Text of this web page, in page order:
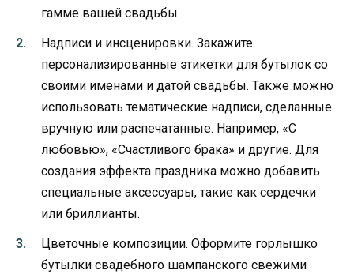
гамме вашей свадьбы.
Надписи и инсценировки. Закажите
персонализированные этикетки для бутылок со
своими именами и датой свадьбы. Также можно
использовать тематические надписи, сделанные
вручную или распечатанные. Например, «С
любовью», «Счастливого брака» и другие. Для
создания эффекта праздника можно добавить
специальные аксессуары, такие как сердечки
или бриллианты.
Цветочные композиции. Оформите горлышко
бутылки свадебного шампанского свежими